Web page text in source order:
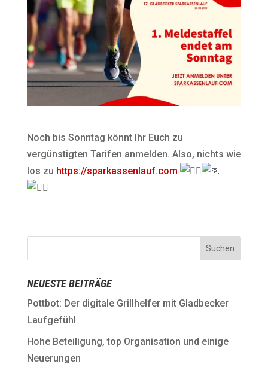
Noch bis Sonntag könnt Ihr Euch zu
vergünstigten Tarifen anmelden. Also, nichts wie
los zu https://sparkassenlauf.com
NEUESTE BEITRÄGE
Pottbot: Der digitale Grillhelfer mit Gladbecker
Laufgefühl
Hohe Beteiligung, top Organisation und einige
Neuerungen